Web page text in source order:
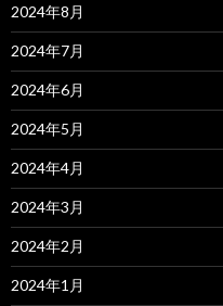
2024年8月
2024年7月
2024年6月
2024年5月
2024年4月
2024年3月
2024年2月
2024年1月